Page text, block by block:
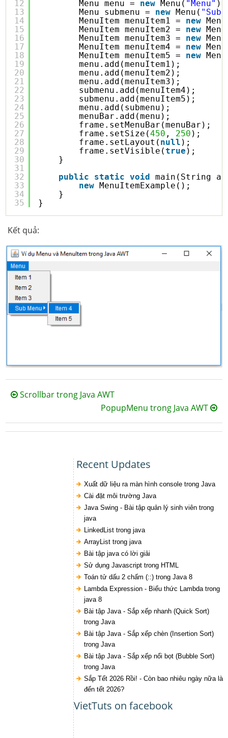
12
13
14
15
16
17
18
19
20
21
22
23
24
25
26
27
28
29
30
31
32
33
34
35
Menu menu = new Menu( "Menu" );
Menu submenu = new Menu( "Sub
MenuItem menuItem1 = new
MenuItem menuItem2 = new
MenuItem menuItem3 = new
MenuItem menuItem4 = new
MenuItem menuItem5 = new
menu.add(menuItem1);
menu.add(menuItem2);
menu.add(menuItem3);
submenu.add(menuItem4);
submenu.add(menuItem5);
menu.add(submenu);
menuBar.add(menu);
frame.setMenuBar(menuBar);
frame.setSize(450 , 250 );
frame.setLayout( null );
frame.setVisible(true );
}
public
static void
main(String
new MenuItemExample();
}
}
Kết quả:
Scrollbar trong Java AWT
PopupMenu trong Java AWT
Recent Updates
Xuất dữ liệu ra màn hình console trong Java
Cài đặt môi trường Java
Java Swing - Bài tập quản lý sinh viên trong
java
LinkedList trong java
ArrayList trong java
Bài tập java có lời giải
Sử dụng Javascript trong HTML
Toán tử dấu 2 chấm (::) trong Java 8
Lambda Expression - Biểu thức Lambda trong
java 8
Bài tập Java - Sắp xếp nhanh (Quick Sort)
trong Java
Bài tập Java - Sắp xếp chèn (Insertion Sort)
trong Java
Bài tập Java - Sắp xếp nổi bọt (Bubble Sort)
trong Java
Sắp Tết 2026 Rồi! - Còn bao nhiêu ngày nữa là
đến tết 2026?
VietTuts on facebook